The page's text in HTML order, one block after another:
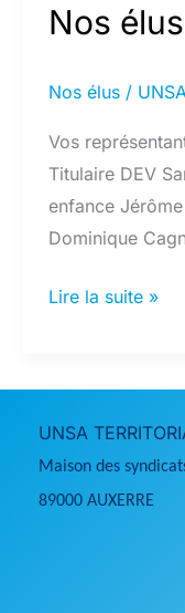
Nos élus
Nos élus /
Vos
Titulaire DEV
enfance
Dominique
Nos
Lire la suite »
UNSA
Maison des
89000 AUXERRE